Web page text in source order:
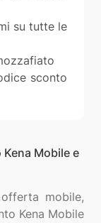
su tutte le
sconto
Mobile e
mobile,
Kena Mobile